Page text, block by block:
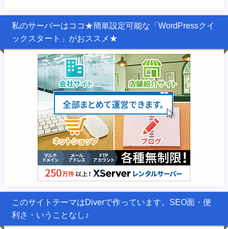
私のサーバーはココ★簡単設定可能な「WordPressクイ
ックスタート」がおススメ★
このサイトテーマはDiverで作っています。SEO面・便
利さ・いうことなし♪